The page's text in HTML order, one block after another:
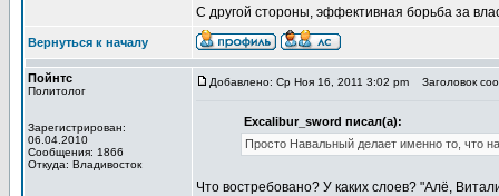
С другой стороны, эффективная борьба за
Вернуться к началу
Пойнтс
Политолог
Зарегистрирован:
06.04.2010
Сообщения: 1866
Откуда: Владивосток
Добавлено: Ср Ноя 16, 2011 3:02 pm Заголовок
Excalibur_sword писал(а):
Просто Навальный делает именно то, что
Что востребовано? У каких слоев? "Алё,